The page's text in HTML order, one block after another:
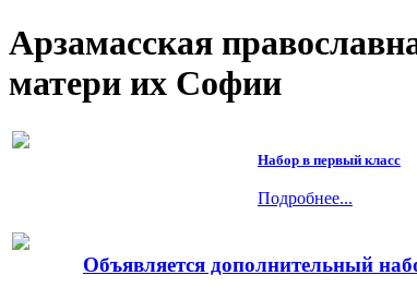
Арзамасская
матери их Софии
Набор в первый класс
Подробнее...
Объявляется дополнительный